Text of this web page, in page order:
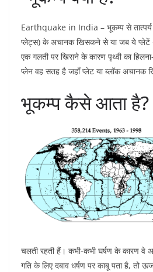
Earthquake in India – भूकम्प से तात्पर्य
प्लेट्स) के अचानक खिसकने से या जब ये
एक गलती पर खिसने के कारण पृथ्वी का
प्लेन वह सतह है जहाँ प्लेट या ब्लॉक अचानक
भूकम्प कैसे आता है?
चलती रहती हैं। कभी-कभी घर्षण के कारण वे
गति के लिए दबाव धर्षण पर काबू पता है, तो